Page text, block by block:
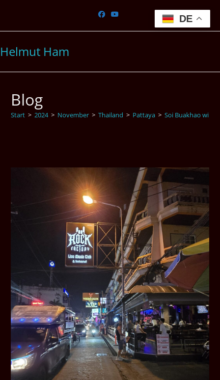
springen
Helmut Ham
Blog
Start > 2024 > November > Thailand > Pattaya > Soi Buakhao wird
DE